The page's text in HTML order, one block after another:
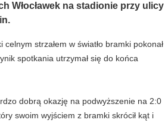
Włocławek na stadionie przy ulicy
strzałem w światło bramki pokonał
spotkania utrzymał się do końca
dobrą okazję na podwyższenie na 2:0
swoim wyjściem z bramki skrócił kąt i